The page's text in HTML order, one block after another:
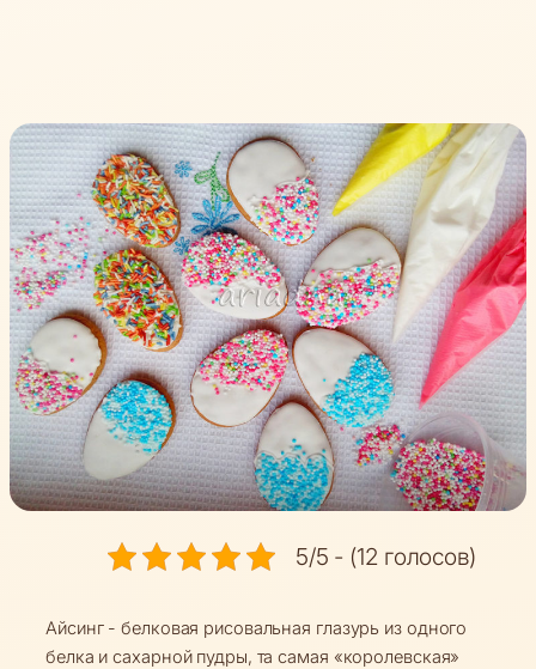
5/5 - (12 голосов)
Айсинг - белковая рисовальная глазурь из одного
белка и сахарной пудры, та самая «королевская»